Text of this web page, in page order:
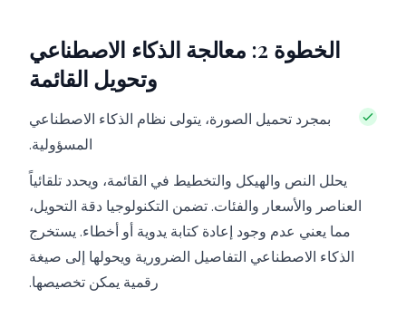
الخطوة 2: معالجة الذكاء الاصطناعي
وتحويل القائمة
بمجرد تحميل الصورة، يتولى نظام الذكاء الاصطناعي
المسؤولية.
يحلل النص والهيكل والتخطيط في القائمة، ويحدد تلقائياً
العناصر والأسعار والفئات. تضمن التكنولوجيا دقة التحويل،
مما يعني عدم وجود إعادة كتابة يدوية أو أخطاء. يستخرج
الذكاء الاصطناعي التفاصيل الضرورية ويحولها إلى صيغة
رقمية يمكن تخصيصها.